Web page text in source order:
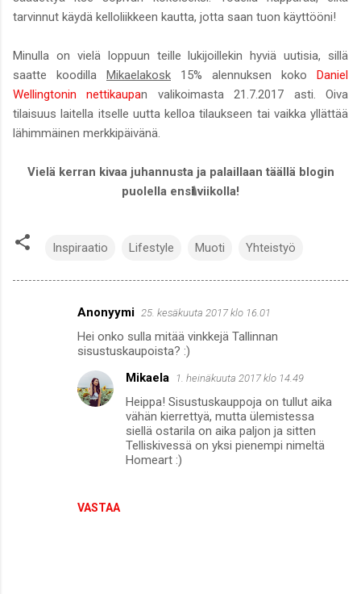
tarvinnut käydä kelloliikkeen kautta, jotta saan tuon käyttööni!
Minulla on vielä loppuun teille lukijoillekin hyviä uutisia, sillä
saatte koodilla
Mikaelakosk 15% alennuksen koko
Daniel
Wellingtonin nettikaupan valikoimasta 21.7.2017 asti. Oiva
tilaisuus laitella itselle uutta kelloa tilaukseen tai vaikka yllättää
lähimmäinen merkkipäivänä.
Vielä kerran kivaa juhannusta ja palaillaan täällä blogin
puolella ensi viikolla!
Inspiraatio Lifestyle Muoti Yhteistyö
Anonyymi 25. kesäkuuta 2017 klo 16.01
Hei onko sulla mitää vinkkejä Tallinnan
sisustuskaupoista? :)
VASTAA
Mikaela 1. heinäkuuta 2017 klo 14.49
Heippa! Sisustuskauppoja on tullut aika
vähän kierrettyä, mutta ülemistessa
siellä ostarila on aika paljon ja sitten
Telliskivessä on yksi pienempi nimeltä
Homeart :)